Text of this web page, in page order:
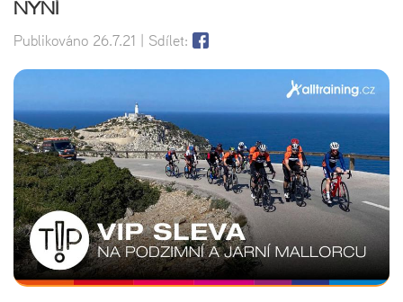
NYNÍ
Publikováno 26.7.21 | Sdílet: